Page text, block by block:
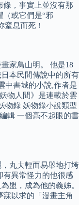
條，事實上並沒有那
（或它們是“邪
窒息而死！
家鳥山明。 他是18
本民間傳說中的所有
中書城的小說,作者是
物人間》是連載於雲
物錄 妖物錄小說類型
輯 一個毫不起眼的書
丸夫輕而易舉地打垮
有異常怪力的他很感
盟，成為他的義姊。
寐以求的「漫畫主角